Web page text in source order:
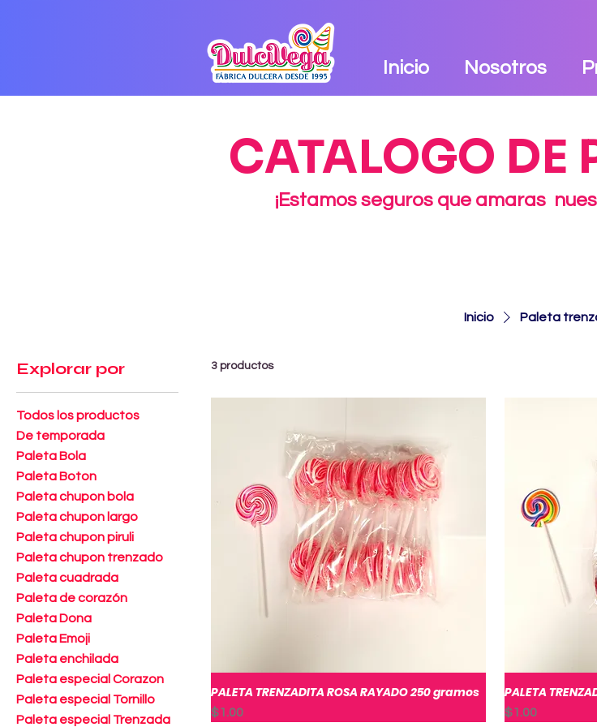
Inicio Nosotros
CATALOGO DE
¡Estamos seguros que amaras
Inicio Paleta
Explorar por
Todos los productos
De temporada
Paleta Bola
Paleta Boton
Paleta chupon bola
Paleta chupon largo
Paleta chupon piruli
Paleta chupon trenzado
Paleta cuadrada
Paleta de corazón
Paleta Dona
Paleta Emoji
Paleta enchilada
Paleta especial Corazon
Paleta especial Tornillo
Paleta especial Trenzada
3 productos
Vista rápida
PALETA TRENZADITA ROSA RAYADO 250 gramos
Precio
$1.00
PALETA
Precio
$1.00